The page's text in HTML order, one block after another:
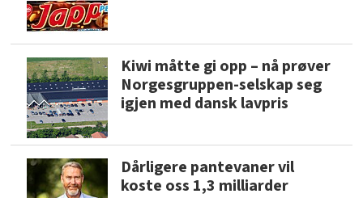
Kiwi måtte gi opp – nå prøver
Norgesgruppen-selskap seg
igjen med dansk lavpris
Dårligere pantevaner vil
koste oss 1,3 milliarder